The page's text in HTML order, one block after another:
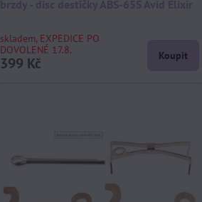
skladem, EXPEDICE PO
DOVOLENÉ 17.8.
399 Kč Koupit